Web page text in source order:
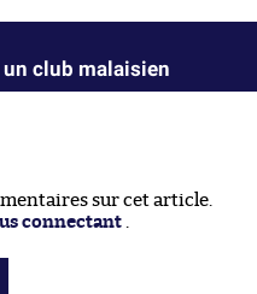
un club malaisien
sur cet article.
connectant .